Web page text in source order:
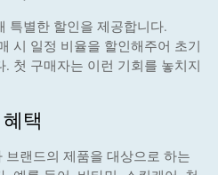
특별한 할인을 제공합니다.
시 일정 비율을 할인해주어 초기
첫 구매자는 이런 기회를 놓치지
택
랜드의 제품을 대상으로 하는